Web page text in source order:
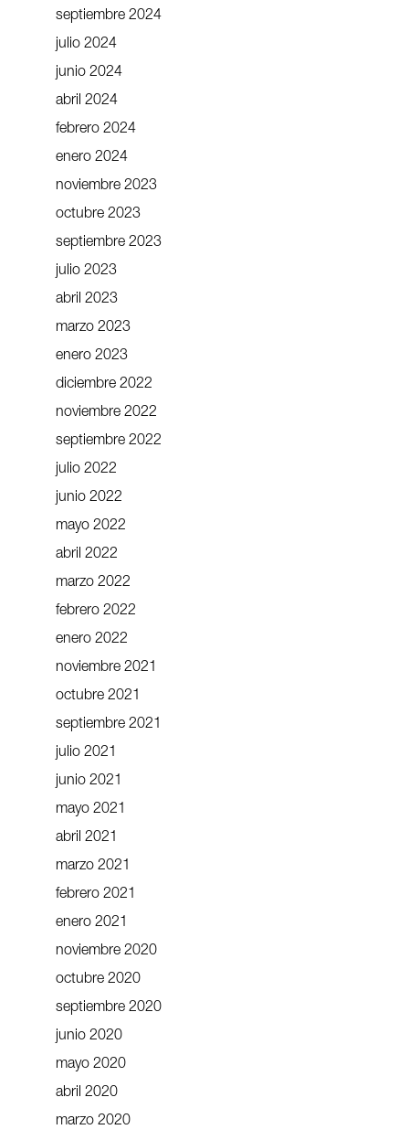
septiembre 2024
julio 2024
junio 2024
abril 2024
febrero 2024
enero 2024
noviembre 2023
octubre 2023
septiembre 2023
julio 2023
abril 2023
marzo 2023
enero 2023
diciembre 2022
noviembre 2022
septiembre 2022
julio 2022
junio 2022
mayo 2022
abril 2022
marzo 2022
febrero 2022
enero 2022
noviembre 2021
octubre 2021
septiembre 2021
julio 2021
junio 2021
mayo 2021
abril 2021
marzo 2021
febrero 2021
enero 2021
noviembre 2020
octubre 2020
septiembre 2020
junio 2020
mayo 2020
abril 2020
marzo 2020